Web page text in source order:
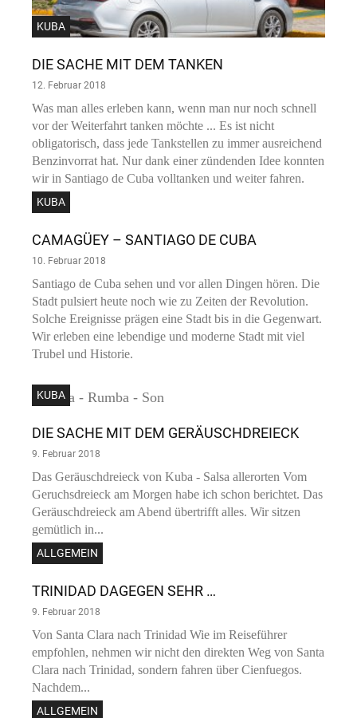
KUBA
DIE SACHE MIT DEM TANKEN
12. Februar 2018
Was man alles erleben kann, wenn man nur noch schnell
vor der Weiterfahrt tanken möchte ... Es ist nicht
obligatorisch, dass jede Tankstellen zu immer ausreichend
Benzinvorrat hat. Nur dank einer zündenden Idee konnten
wir in Santiago de Cuba volltanken und weiter fahren.
KUBA
CAMAGÜEY – SANTIAGO DE CUBA
10. Februar 2018
Santiago de Cuba sehen und vor allen Dingen hören. Die
Stadt pulsiert heute noch wie zu Zeiten der Revolution.
Solche Ereignisse prägen eine Stadt bis in die Gegenwart.
Wir erleben eine lebendige und moderne Stadt mit viel
Trubel und Historie.
KUBA
DIE SACHE MIT DEM GERÄUSCHDREIECK
9. Februar 2018
Das Geräuschdreieck von Kuba - Salsa allerorten Vom
Geruchsdreieck am Morgen habe ich schon berichtet. Das
Geräuschdreieck am Abend übertrifft alles. Wir sitzen
gemütlich in...
ALLGEMEIN
TRINIDAD DAGEGEN SEHR …
9. Februar 2018
Von Santa Clara nach Trinidad Wie im Reiseführer
empfohlen, nehmen wir nicht den direkten Weg von Santa
Clara nach Trinidad, sondern fahren über Cienfuegos.
Nachdem...
ALLGEMEIN